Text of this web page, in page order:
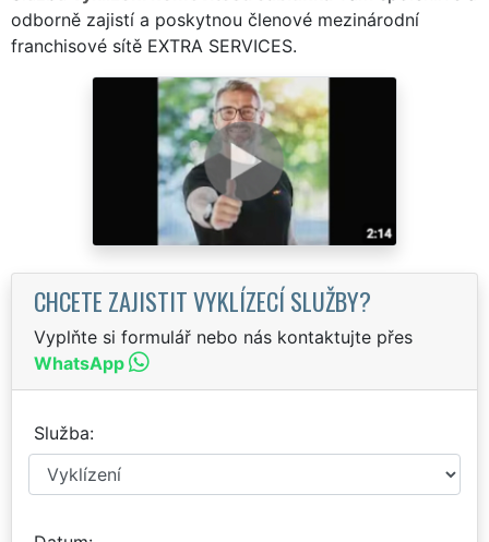
odborně zajistí a poskytnou členové mezinárodní
franchisové sítě EXTRA SERVICES.
CHCETE ZAJISTIT VYKLÍZECÍ SLUŽBY?
Vyplňte si formulář nebo nás kontaktujte přes
WhatsApp
Služba